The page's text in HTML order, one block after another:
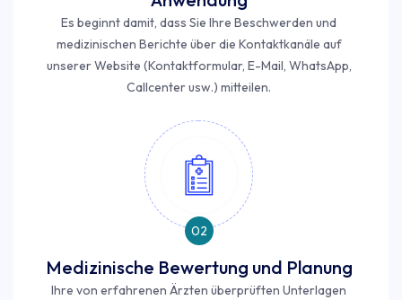
Es beginnt damit, dass Sie Ihre Beschwerden und
medizinischen Berichte über die Kontaktkanäle auf
unserer Website (Kontaktformular, E-Mail, WhatsApp,
Callcenter usw.) mitteilen.
02
Medizinische Bewertung und Planung
Ihre von erfahrenen Ärzten überprüften Unterlagen